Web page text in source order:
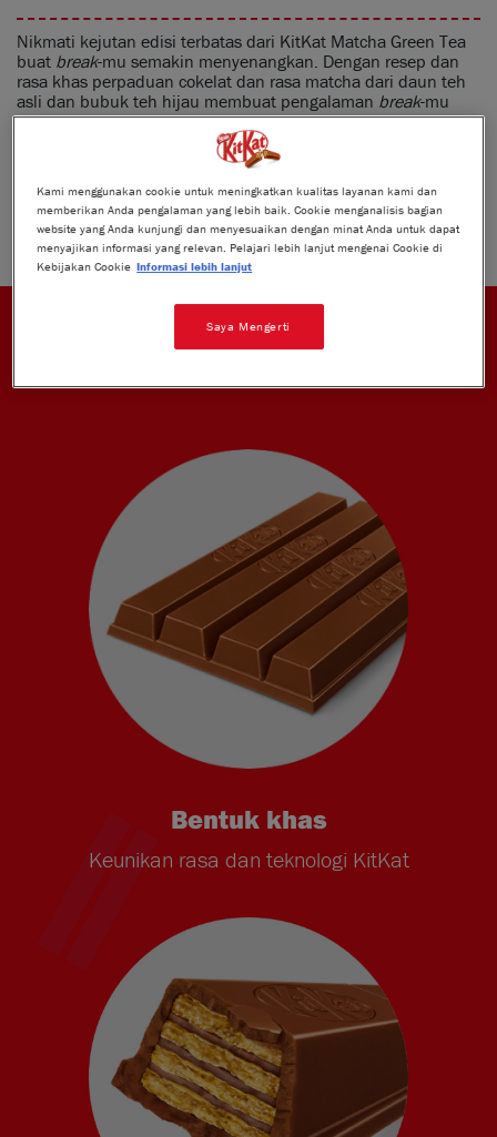
Nikmati kejutan edisi terbatas dari KitKat Matcha Green Tea
buat break-mu semakin menyenangkan. Dengan resep dan
rasa khas perpaduan cokelat dan rasa matcha dari daun teh
asli dan bubuk teh hijau membuat pengalaman break-mu
serasa di jepang.It's a surprise break for you!
KEUNIKAN RASA DAN TEKNOLOGI KITKAT
Bentuk khas
Keunikan rasa dan teknologi KitKat
Kami menggunakan cookie untuk meningkatkan kualitas layanan kami dan
memberikan Anda pengalaman yang lebih baik. Cookie menganalisis bagian
website yang Anda kunjungi dan menyesuaikan dengan minat Anda untuk dapat
menyajikan informasi yang relevan. Pelajari lebih lanjut mengenai Cookie di
Kebijakan Cookie Informasi lebih lanjut
Saya Mengerti